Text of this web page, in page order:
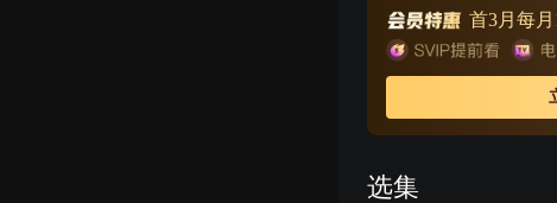
着地下情人的秘密关系
打击就此破产，而梅若
首3月每月
选集